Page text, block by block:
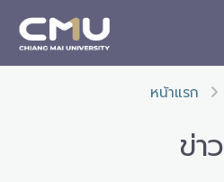
หน้าแรก
ข่าว